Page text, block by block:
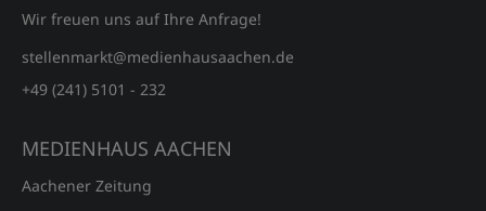
Wir freuen uns auf Ihre Anfrage!
stellenmarkt@medienhausaachen.de
+49 (241) 5101 - 232
MEDIENHAUS AACHEN
Aachener Zeitung